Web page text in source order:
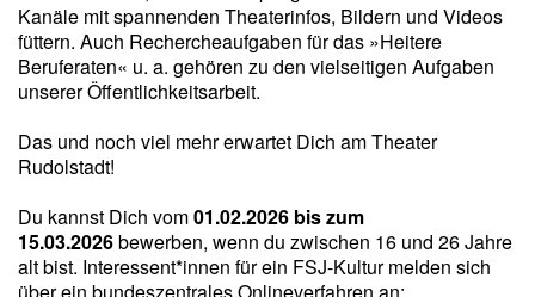
Kanäle mit spannenden Theaterinfos, Bildern und Videos
füttern. Auch Rechercheaufgaben für das »Heitere
Beruferaten« u. a. gehören zu den vielseitigen Aufgaben
unserer Öffentlichkeitsarbeit.
Das und noch viel mehr erwartet Dich am Theater
Rudolstadt!
Du kannst Dich vom01.02.2026 bis zum
15.03.2026bewerben, wenn du zwischen 16 und 26 Jahre
alt bist. Interessent*innen für ein FSJ-Kultur melden sich